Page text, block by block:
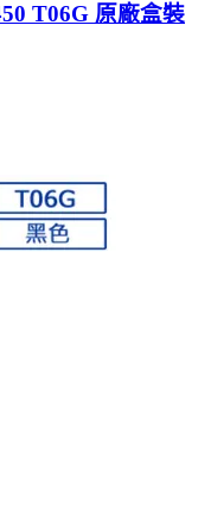
T06G 原廠盒裝